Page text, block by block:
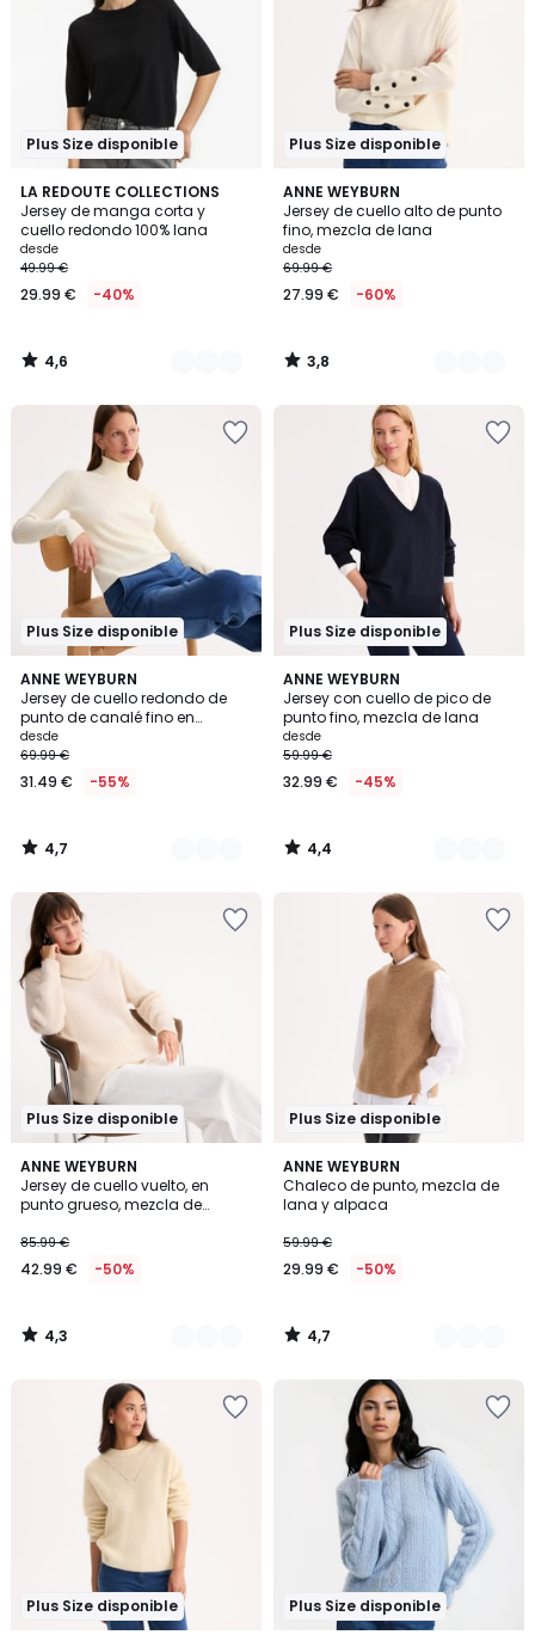
Plus Size disponible
LA REDOUTE COLLECTIONS
Jersey de manga corta y
cuello redondo 100% lana
desde
49.99 €
29.99 € -40%
4,6
/ 5
2
Colores
4,6
/
Plus Size disponible
ANNE WEYBURN
Jersey de cuello alto de punto
fino, mezcla de lana
desde
69.99 €
27.99 € -60%
3,8
/ 5
2
Colores
3,8
/
Plus Size disponible
ANNE WEYBURN
Jersey de cuello redondo de
punto de canalé fino en
mezcla de lana
desde
69.99 €
31.49 € -55%
4,7
/ 5
2
Colores
4,7
/
Plus Size disponible
ANNE WEYBURN
Jersey con cuello de pico de
punto fino, mezcla de lana
desde
59.99 €
32.99 € -45%
4,4
/ 5
4
Colores
4,4
/
Plus Size disponible
ANNE WEYBURN
Jersey de cuello vuelto, en
punto grueso, mezcla de
85.99 €
42.99 € -50%
4,3
/ 5
2
Colores
4,3
/
Plus Size disponible
ANNE WEYBURN
Chaleco de punto, mezcla de
lana y alpaca
59.99 €
29.99 € -50%
4,7
/ 5
2
Colores
4,7
/
Plus Size disponible Plus Size disponible